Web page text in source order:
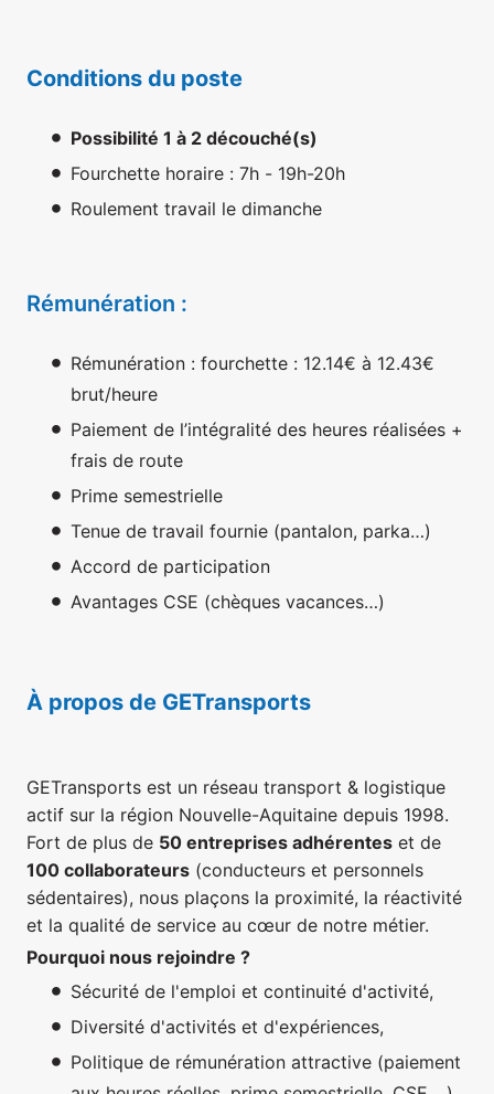
Conditions du poste
Possibilité 1 à 2 découché(s)
Fourchette horaire : 7h - 19h-20h
Roulement travail le dimanche
Rémunération :
Rémunération : fourchette : 12.14€ à 12.43€
brut/heure
Paiement de l’intégralité des heures réalisées +
frais de route
Prime semestrielle
Tenue de travail fournie (pantalon, parka…)
Accord de participation
Avantages CSE (chèques vacances…)
À propos de GETransports
GETransports est un réseau transport & logistique
actif sur la région Nouvelle-Aquitaine depuis 1998.
Fort de plus de 50 entreprises adhérentes et de
100 collaborateurs (conducteurs et personnels
sédentaires), nous plaçons la proximité, la réactivité
et la qualité de service au cœur de notre métier.
Pourquoi nous rejoindre ?
Sécurité de l'emploi et continuité d'activité,
Diversité d'activités et d'expériences,
Politique de rémunération attractive (paiement